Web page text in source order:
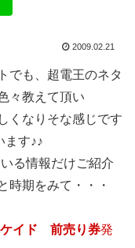
2009.02.21
でも、超電王のネタ
々教えて頂い
くなりそな感じです
す♪♪
る情報だけご紹介
期をみて・・・
イド
前売り券発